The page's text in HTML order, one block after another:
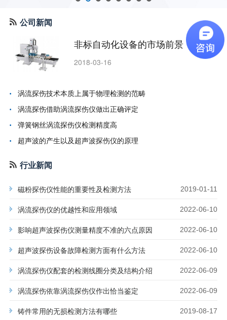
公司新闻
非标自动化设备的市场前景
2018-03-16
涡流探伤技术本质上属于物理检测的范畴
涡流探伤借助涡流探伤仪做出正确评定
弹簧钢丝涡流探伤仪检测精度高
超声波的产生以及超声波探伤仪的原理
行业新闻
2019-01-11
磁粉探伤仪性能的重要性及检测方法
2022-06-10
涡流探伤仪的优越性和应用领域
2022-06-10
影响超声波探伤仪测量精度不准的六点原因
2022-06-10
超声波探伤设备故障检测方面有什么方法
2022-06-09
涡流探伤仪配套的检测线圈分类及结构介绍
2022-06-09
涡流探伤依靠涡流探伤仪作出恰当鉴定
2019-08-17
铸件常用的无损检测方法有哪些